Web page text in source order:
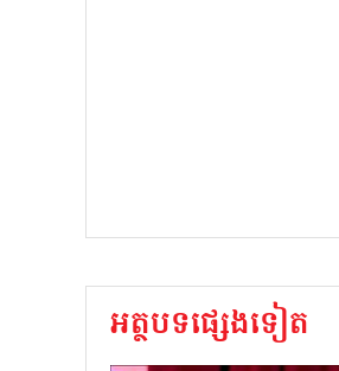
អត្ថបទផ្សេងទៀត